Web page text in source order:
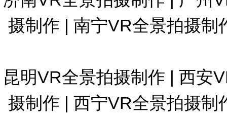
摄制作 | 南宁VR全景拍摄制
昆明VR全景拍摄制作 | 西安
摄制作 | 西宁VR全景拍摄制